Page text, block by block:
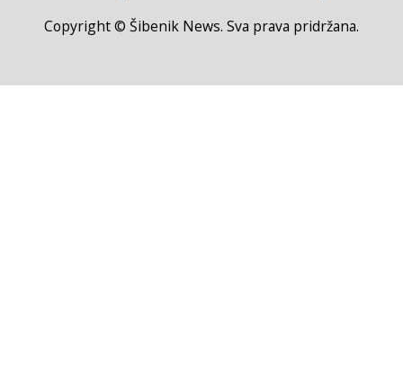
Copyright © Šibenik News. Sva prava pridržana.